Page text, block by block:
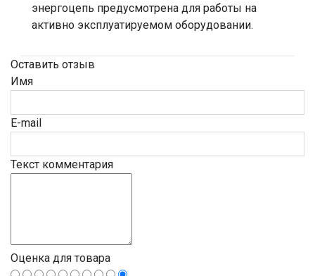
энергоцепь предусмотрена для работы на
активно эксплуатируемом оборудовании.
Оставить отзыв
Имя
E-mail
Текст комментария
Оценка для товара